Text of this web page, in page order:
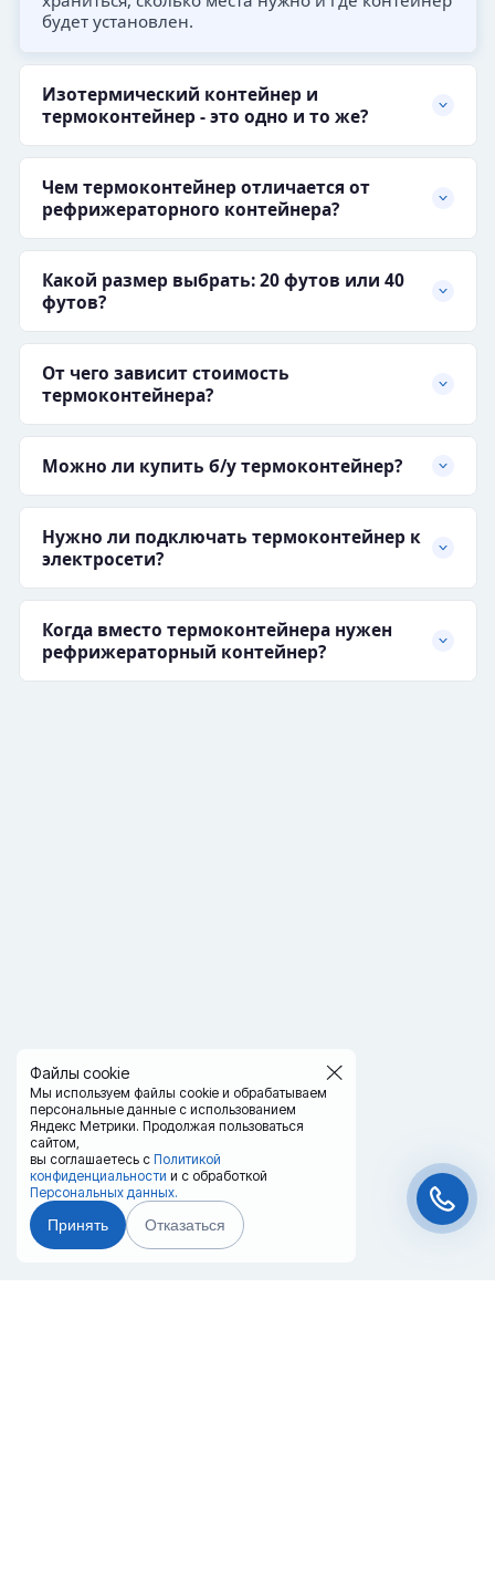
Файлы cookie
Мы используем файлы cookie и обрабатываем
персональные данные с использованием
Яндекс Метрики. Продолжая пользоваться
сайтом,
вы соглашаетесь с Политикой
конфиденциальности и с обработкой
Персональных данных.
Принять Отказаться
будет установлен.
Изотермический контейнер и
термоконтейнер - это одно и то же?
Чем термоконтейнер отличается от
рефрижераторного контейнера?
Какой размер выбрать: 20 футов или 40
футов?
От чего зависит стоимость
термоконтейнера?
Можно ли купить б/у термоконтейнер?
Нужно ли подключать термоконтейнер к
электросети?
Когда вместо термоконтейнера нужен
рефрижераторный контейнер?